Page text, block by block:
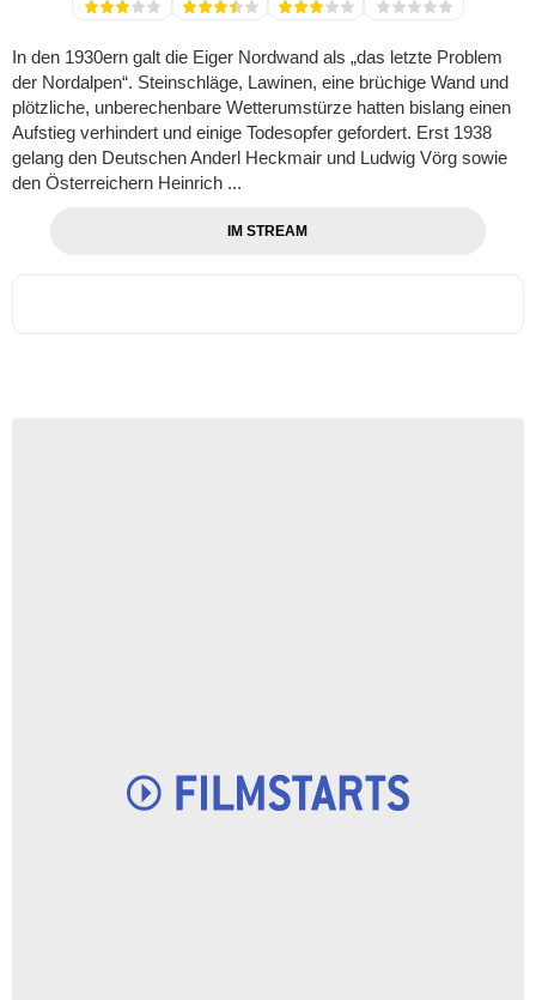
In den 1930ern galt die Eiger Nordwand als „das letzte Problem
der Nordalpen“. Steinschläge, Lawinen, eine brüchige Wand und
plötzliche, unberechenbare Wetterumstürze hatten bislang einen
Aufstieg verhindert und einige Todesopfer gefordert. Erst 1938
gelang den Deutschen Anderl Heckmair und Ludwig Vörg sowie
den Österreichern Heinrich ...
IM STREAM